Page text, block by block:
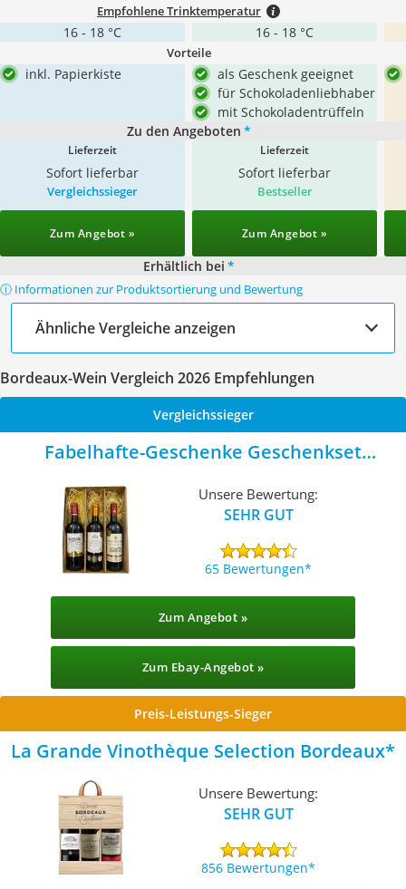
Empfohlene Trinktemperatur
16 - 18 °C 16 - 18 °C
Vorteile
inkl. Papierkiste
als Geschenk geeignet
für Schokoladenliebhaber
mit Schokoladentrüffeln
Zu den Angeboten *
Lieferzeit
Sofort lieferbar
Lieferzeit
Sofort lieferbar
Vergleichssieger
Zum Angebot »
Bestseller
Zum Angebot »
Erhältlich bei *
ⓘ Informationen zur Produktsortierung und Bewertung
Ähnliche Vergleiche anzeigen
Bordeaux-Wein Vergleich 2026 Empfehlungen
Vergleichssieger
Fabelhafte-Geschenke Geschenkset
Unsere Bewertung:
SEHR GUT
65 Bewertungen
Zum Angebot »
Zum Ebay-Angebot »
Preis-Leistungs-Sieger
La Grande Vinothèque Selection Bordeaux
Unsere Bewertung:
SEHR GUT
856 Bewertungen